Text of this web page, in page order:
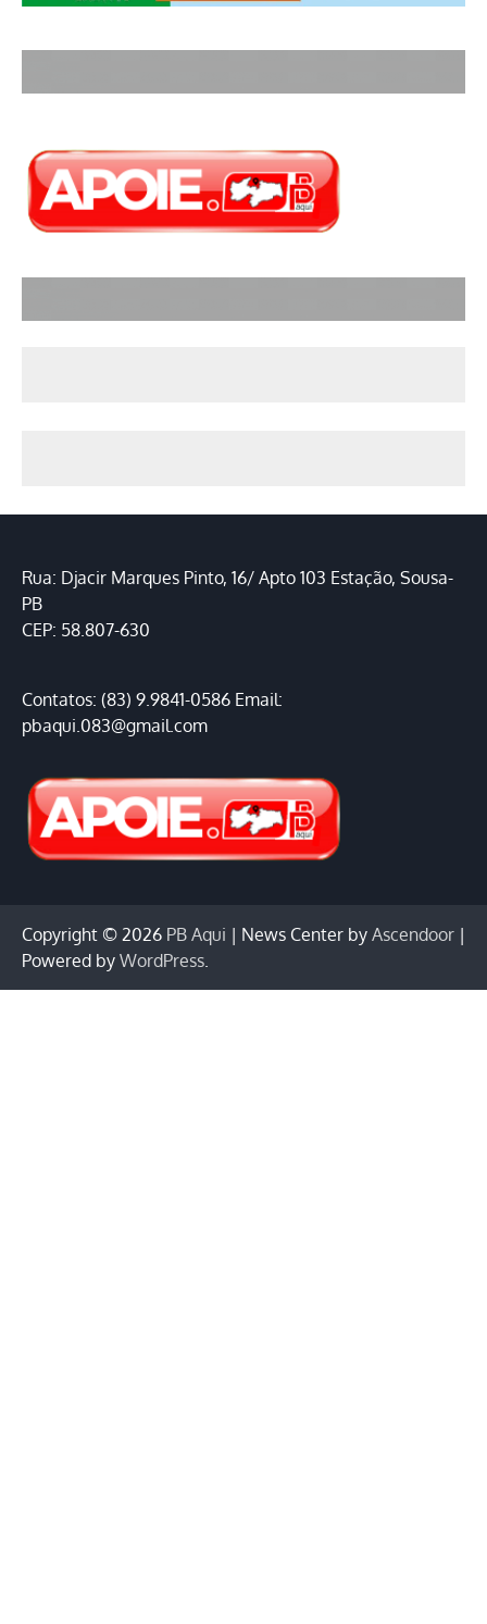
Rua: Djacir Marques Pinto, 16/ Apto 103 Estação, Sousa-
PB
CEP: 58.807-630
Contatos: (83) 9.9841-0586 Email:
pbaqui.083@gmail.com
Copyright © 2026 PB Aqui | News Center by Ascendoor |
Powered by WordPress